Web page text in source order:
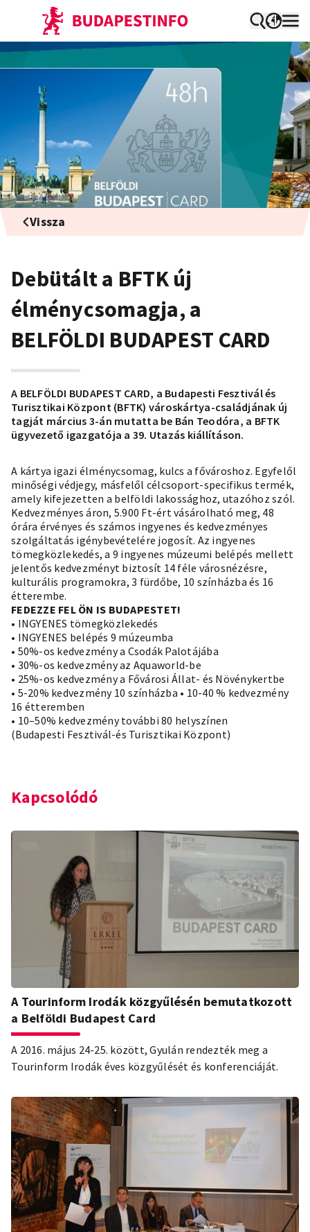
Vissza
Debütált a BFTK új
élménycsomagja, a
BELFÖLDI BUDAPEST CARD
A BELFÖLDI BUDAPEST CARD, a Budapesti Fesztivál és
Turisztikai Központ (BFTK) városkártya-családjának új
tagját március 3-án mutatta be Bán Teodóra, a BFTK
ügyvezető igazgatója a 39. Utazás kiállításon.
A kártya igazi élménycsomag, kulcs a fővároshoz. Egyfelől
minőségi védjegy, másfelől célcsoport-specifikus termék,
amely kifejezetten a belföldi lakossághoz, utazóhoz szól.
Kedvezményes áron, 5.900 Ft-ért vásárolható meg, 48
órára érvényes és számos ingyenes és kedvezményes
szolgáltatás igénybevételére jogosít. Az ingyenes
tömegközlekedés, a 9 ingyenes múzeumi belépés mellett
jelentős kedvezményt biztosít 14 féle városnézésre,
kulturális programokra, 3 fürdőbe, 10 színházba és 16
étterembe.
FEDEZZE FEL ÖN IS BUDAPESTET!
• INGYENES tömegközlekedés
• INGYENES belépés 9 múzeumba
• 50%-os kedvezmény a Csodák Palotájába
• 30%-os kedvezmény az Aquaworld-be
• 25%-os kedvezmény a Fővárosi Állat- és Növénykertbe
• 5-20% kedvezmény 10 színházba • 10-40 % kedvezmény
16 étteremben
• 10–50% kedvezmény további 80 helyszínen
(Budapesti Fesztivál-és Turisztikai Központ)
Kapcsolódó
A Tourinform Irodák közgyűlésén bemutatkozott
a Belföldi Budapest Card
A 2016. május 24-25. között, Gyulán rendezték meg a
Tourinform Irodák éves közgyűlését és konferenciáját.